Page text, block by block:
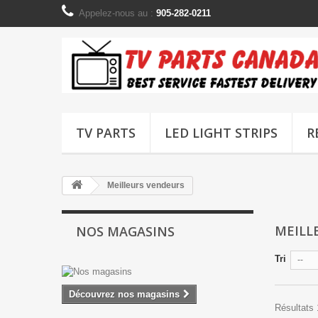
Appelez-nous au : 905-282-0211
TV PARTS LED LIGHT STRIPS
Meilleurs vendeurs
NOS MAGASINS
Découvrez nos magasins
Tri --
Résultats